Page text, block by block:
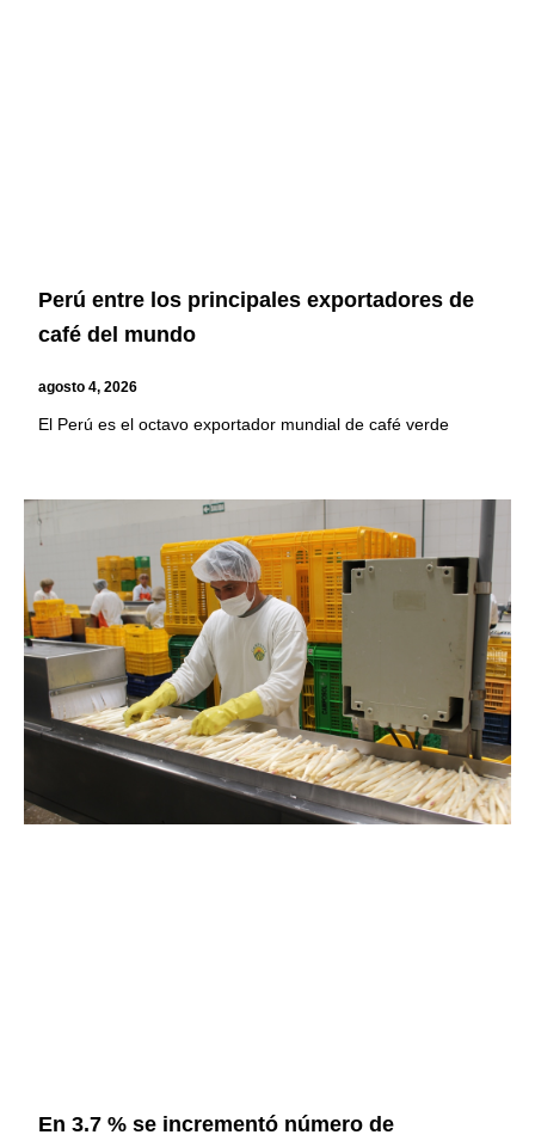
Perú entre los principales exportadores de
café del mundo
agosto 4, 2026
El Perú es el octavo exportador mundial de café verde
En 3.7 % se incrementó número de